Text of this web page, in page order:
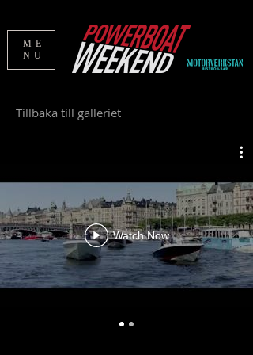
ME
NU
Tillbaka till galleriet
Watch Now